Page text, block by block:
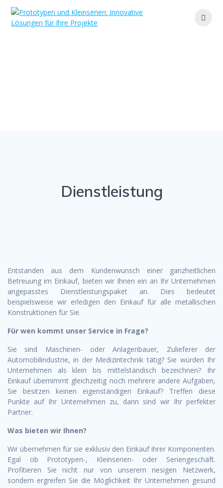
Inhalt
Dienstleistung
Entstanden aus dem Kundenwunsch einer ganzheitlichen
Betreuung im Einkauf, bieten wir Ihnen ein an Ihr Unternehmen
angepasstes Dienstleistungspaket an. Dies bedeutet
beispielsweise wir erledigen den Einkauf für alle metallischen
Konstruktionen für Sie.
Für wen kommt unser Service in Frage?
Sie sind Maschinen- oder Anlagenbauer, Zulieferer der
Automobilindustrie, in der Medizintechnik tätig? Sie würden Ihr
Unternehmen als klein bis mittelständisch bezeichnen? Ihr
Einkauf übernimmt gleichzeitig noch mehrere andere Aufgaben,
Sie besitzen keinen eigenständigen Einkauf? Treffen diese
Punkte auf Ihr Unternehmen zu, dann sind wir Ihr perfekter
Partner.
Was bieten wir Ihnen?
Wir übernehmen für sie exklusiv den Einkauf ihrer Komponenten.
Egal ob Prototypen-, Kleinserien- oder Seriengeschäft.
Profitieren Sie nicht nur von unserem riesigen Netzwerk,
sondern ergreifen Sie die Möglichkeit Ihr Unternehmen gesund